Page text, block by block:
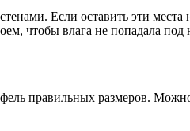
Если оставить эти
чтобы влага не попадала под
правильных размеров.